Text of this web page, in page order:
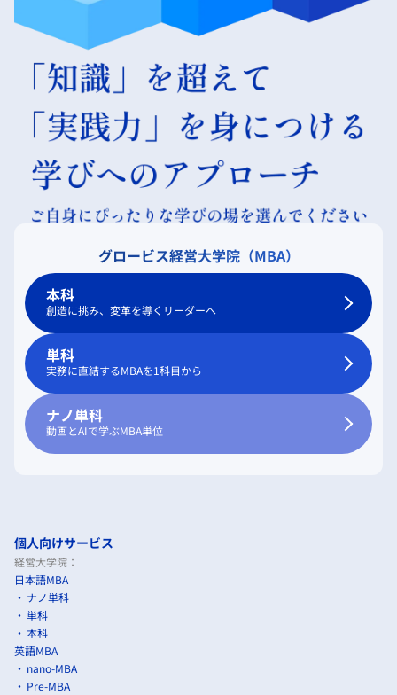
グロービス経営大学院（MBA）
本科
創造に挑み、変革を導くリーダーへ
単科
実務に直結するMBAを1科目から
ナノ単科
動画とAIで学ぶMBA単位
個人向けサービス
経営大学院：
日本語MBA
ナノ単科
単科
本科
英語MBA
nano-MBA
Pre-MBA